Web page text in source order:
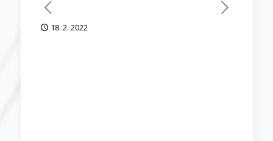
18. 2. 2022